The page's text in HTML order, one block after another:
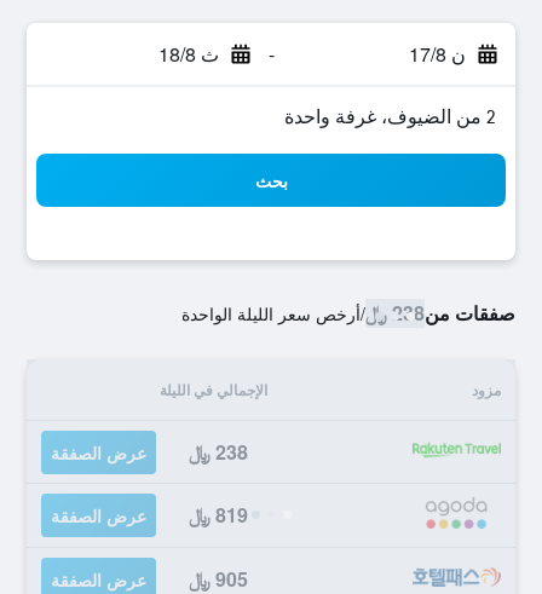
ن 17/8 - ث 18/8
2 من الضيوف، غرفة واحدة
بحث
صفقات من238 ﷼ /أرخص سعر الليلة الواحدة
مزود الإجمالي في الليلة
238 ﷼ عرض الصفقة
819 ﷼ عرض الصفقة
905 ﷼ عرض الصفقة